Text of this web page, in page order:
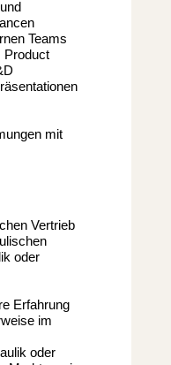
Teams
Product
mit
Vertrieb
oder
Erfahrung
im
oder